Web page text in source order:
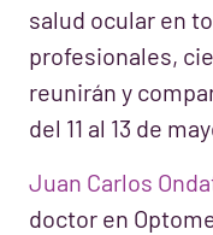
salud ocular en
profesionales,
reunirán y
del 11 al 13 de
Juan Carlos
doctor en